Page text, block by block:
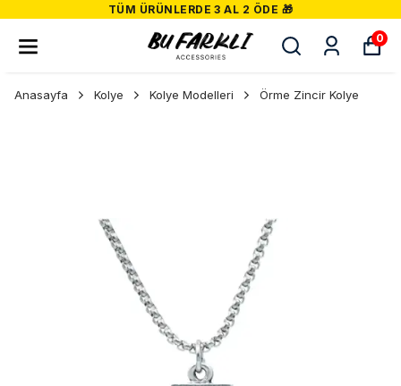
TÜM ÜRÜNLERDE 3 AL 2 ÖDE 🎁
0
Anasayfa Kolye Kolye Modelleri Örme Zincir Kolye